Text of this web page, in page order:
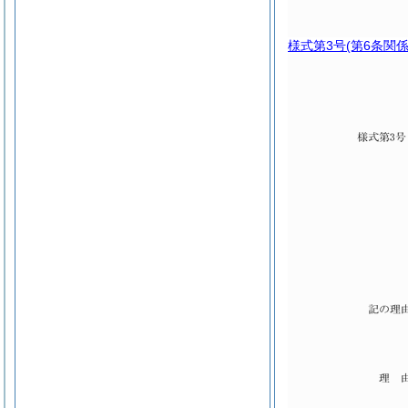
様式第3号(第6条関